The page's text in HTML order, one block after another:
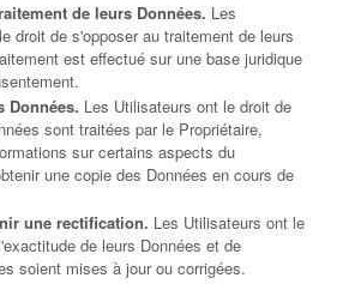
de leurs Données. Les
droit de s'opposer au traitement de leurs
est effectué sur une base juridique
Données. Les Utilisateurs ont le droit de
sont traitées par le Propriétaire,
sur certains aspects du
une copie des Données en cours de
une rectification. Les Utilisateurs ont le
de leurs Données et de
soient mises à jour ou corrigées.